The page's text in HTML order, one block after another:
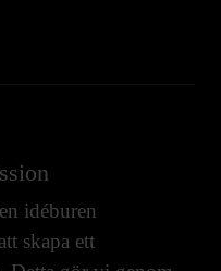
idéburen
skapa ett